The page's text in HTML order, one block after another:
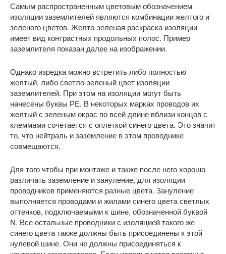
Самым распространенным цветовым обозначением
изоляции заземлителей являются комбинации желтого и
зеленого цветов. Желто-зеленая раскраска изоляции
имеет вид контрастных продольных полос. Пример
заземлителя показан далее на изображении.
Однако изредка можно встретить либо полностью
желтый, либо светло-зеленый цвет изоляции
заземлителей. При этом на изоляции могут быть
нанесены буквы РЕ. В некоторых марках проводов их
желтый с зеленым окрас по всей длине вблизи концов с
клеммами сочетается с оплеткой синего цвета. Это значит
то, что нейтраль и заземление в этом проводнике
совмещаются.
Для того чтобы при монтаже и также после него хорошо
различать заземление и зануление, для изоляции
проводников применяются разные цвета. Зануление
выполняется проводами и жилами синего цвета светлых
оттенков, подключаемыми к шине, обозначенной буквой
N. Все остальные проводники с изоляцией такого же
синего цвета также должны быть присоединены к этой
нулевой шине. Они не должны присоединяться к